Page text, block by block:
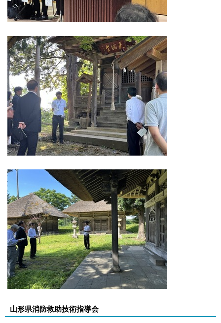
山形県消防救助技術指導会